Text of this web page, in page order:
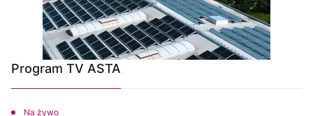
Program TV ASTA
Na żywo